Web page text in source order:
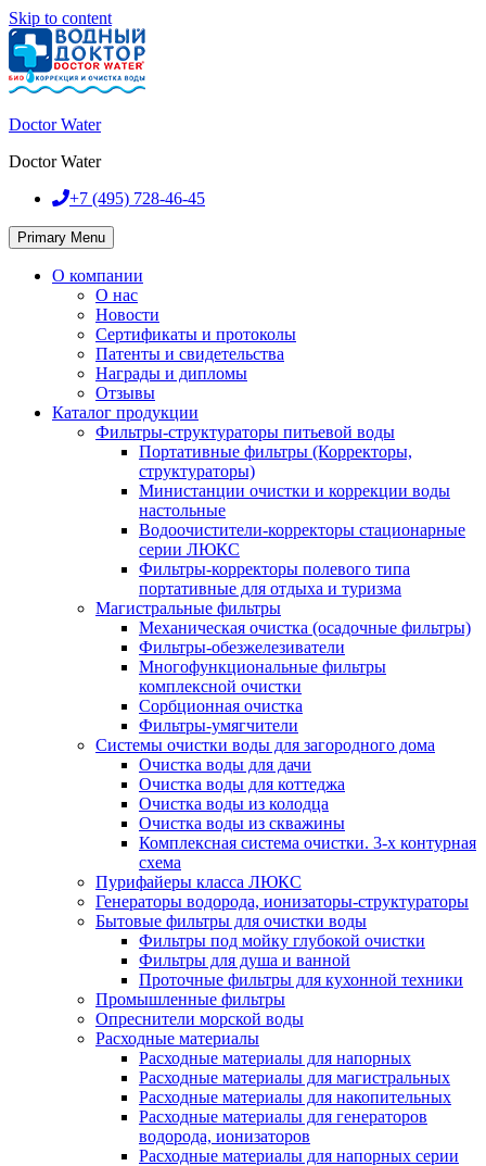
Skip to content
Doctor Water
Doctor Water
+7 (495) 728-46-45
Primary Menu
О компании
О нас
Новости
Сертификаты и протоколы
Патенты и свидетельства
Награды и дипломы
Отзывы
Каталог продукции
Фильтры-структураторы питьевой воды
Портативные фильтры (Корректоры,
структураторы)
Министанции очистки и коррекции воды
настольные
Водоочистители-корректоры стационарные
серии ЛЮКС
Фильтры-корректоры полевого типа
портативные для отдыха и туризма
Магистральные фильтры
Механическая очистка (осадочные фильтры)
Фильтры-обезжелезиватели
Многофункциональные фильтры
комплексной очистки
Сорбционная очистка
Фильтры-умягчители
Системы очистки воды для загородного дома
Очистка воды для дачи
Очистка воды для коттеджа
Очистка воды из колодца
Очистка воды из скважины
Комплексная система очистки. 3-х контурная
схема
Пурифайеры класса ЛЮКС
Генераторы водорода, ионизаторы-структураторы
Бытовые фильтры для очистки воды
Фильтры под мойку глубокой очистки
Фильтры для душа и ванной
Проточные фильтры для кухонной техники
Промышленные фильтры
Опреснители морской воды
Расходные материалы
Расходные материалы для напорных
Расходные материалы для магистральных
Расходные материалы для накопительных
Расходные материалы для генераторов
водорода, ионизаторов
Расходные материалы для напорных серии